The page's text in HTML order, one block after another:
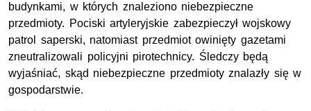
budynkami, w których znaleziono niebezpieczne
przedmioty. Pociski artyleryjskie zabezpieczył wojskowy
patrol saperski, natomiast przedmiot owinięty gazetami
zneutralizowali policyjni pirotechnicy. Śledczy będą
wyjaśniać, skąd niebezpieczne przedmioty znalazły się w
gospodarstwie.